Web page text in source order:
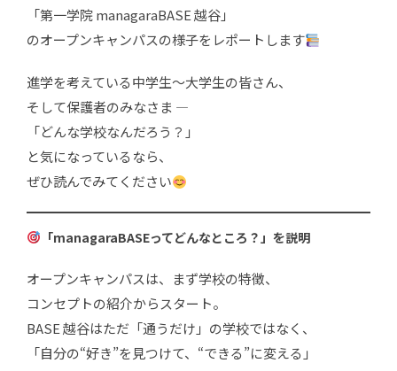
「第一学院 managaraBASE 越谷」
のオープンキャンパスの様子をレポートします
進学を考えている中学生〜大学生の皆さん、
そして保護者のみなさま —
「どんな学校なんだろう？」
と気になっているなら、
ぜひ読んでみてください
「managaraBASEってどんなところ？」を説明
オープンキャンパスは、まず学校の特徴、
コンセプトの紹介からスタート。
BASE 越谷はただ「通うだけ」の学校ではなく、
「自分の“好き”を見つけて、“できる”に変える」